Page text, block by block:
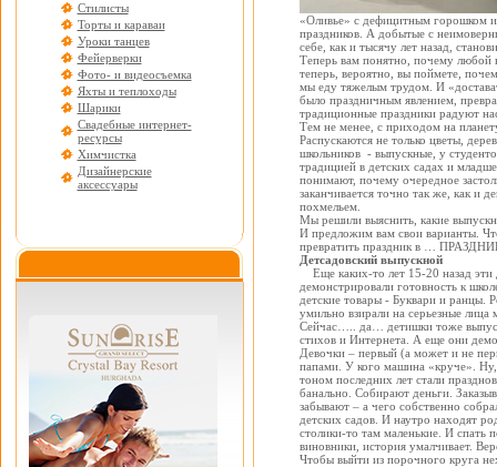
Стилисты
Торты и караваи
Уроки танцев
Фейерверки
Фото- и видеосъемка
Яхты и теплоходы
Шарики
Свадебные интернет-
ресурсы
Химчистка
Дизайнерские
аксессуары
«Оливье» с дефицитным горошком
праздников. А добытые с
себе, как и тысячу лет назад,
Теперь вам понятно, почему любой
теперь, вероятно, вы поймете,
мы еду тяжелым трудом. И
было праздничным явлением,
традиционные праздники радуют
Тем не менее, с приходом на
Распускаются не только цветы,
школьников - выпускные, у
традицией в детских садах и
понимают, почему очередное
заканчивается точно так же, как и
похмельем.
Мы решили выяснить, какие
И предложим вам свои варианты.
превратить праздник в …
Детсадовский выпускной
Еще каких-то лет 15-20 назад эти
демонстрировали готовность к
детские товары- Буквари и ранцы.
умильно взирали на серьезные
Сейчас….. да… детишки тоже
стихов и Интернета. А еще они
Девочки – первый (а может и не
папами. У кого машина «круче».
тоном последних лет стали
банально. Собирают деньги.
забывают – а чего собственно
детских садов. И наутро находят
столики-то там маленькие. И
виновники, история умалчивает.
Чтобы выйти из порочного круга